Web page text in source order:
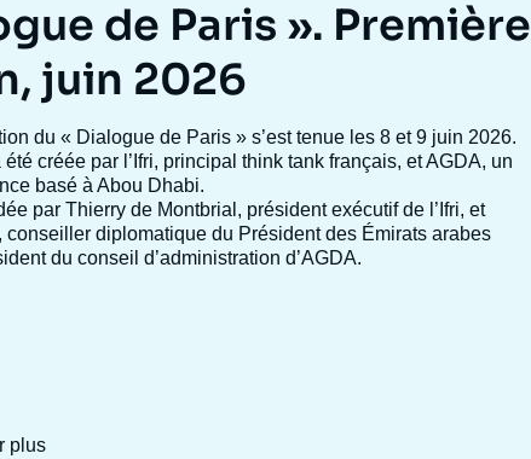
de Paris ». Première
juin 2026
du « Dialogue de Paris » s’est tenue les 8 et 9 juin 2026.
créée par l’Ifri, principal think tank français, et AGDA, un
basé à Abou Dhabi.
par Thierry de Montbrial , président exécutif de l’Ifri, et
, conseiller diplomatique du Président des Émirats arabes
du conseil d’administration d’AGDA.
plus